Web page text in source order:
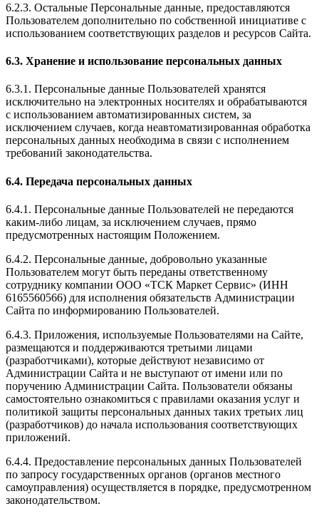
6.2.3. Остальные Персональные данные, предоставляются
Пользователем дополнительно по собственной инициативе с
использованием соответствующих разделов и ресурсов Сайта.
6.3. Хранение и использование персональных данных
6.3.1. Персональные данные Пользователей хранятся
исключительно на электронных носителях и обрабатываются
с использованием автоматизированных систем, за
исключением случаев, когда неавтоматизированная обработка
персональных данных необходима в связи с исполнением
требований законодательства.
6.4. Передача персональных данных
6.4.1. Персональные данные Пользователей не передаются
каким-либо лицам, за исключением случаев, прямо
предусмотренных настоящим Положением.
6.4.2. Персональные данные, добровольно указанные
Пользователем могут быть переданы ответственному
сотруднику компании ООО «ТСК Маркет Сервис» (ИНН
6165560566) для исполнения обязательств Администрации
Сайта по информированию Пользователей.
6.4.3. Приложения, используемые Пользователями на Сайте,
размещаются и поддерживаются третьими лицами
(разработчиками), которые действуют независимо от
Администрации Сайта и не выступают от имени или по
поручению Администрации Сайта. Пользователи обязаны
самостоятельно ознакомиться с правилами оказания услуг и
политикой защиты персональных данных таких третьих лиц
(разработчиков) до начала использования соответствующих
приложений.
6.4.4. Предоставление персональных данных Пользователей
по запросу государственных органов (органов местного
самоуправления) осуществляется в порядке, предусмотренном
законодательством.